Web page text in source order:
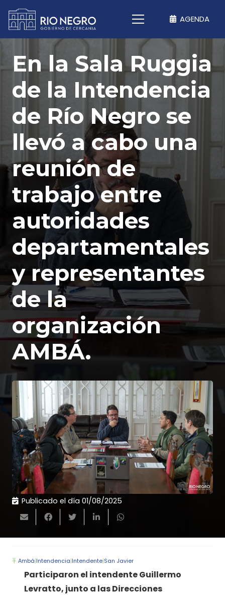
AGENDA
En la Sala Ruggia
de la Intendencia
de Río Negro se
llevó a cabo una
reunión de
trabajo entre
autoridades
departamentales
y representantes
de la
organización
AMBÁ.
Publicado el día 01/08/2025
Ambá|Intendencia|Intendente|San Javier
Participaron el intendente Guillermo
Levratto, junto a las Direcciones